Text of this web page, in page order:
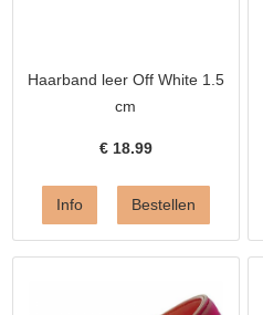
Haarband leer Off White 1.5
cm
€ 18.99